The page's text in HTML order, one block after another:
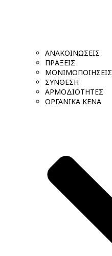
ΑΝΑΚΟΙΝΩΣΕΙΣ
ΠΡΑΞΕΙΣ
ΜΟΝΙΜΟΠΟΙΗΣΕΙΣ
ΣΥΝΘΕΣΗ
ΑΡΜΟΔΙΟΤΗΤΕΣ
ΟΡΓΑΝΙΚΑ ΚΕΝΑ